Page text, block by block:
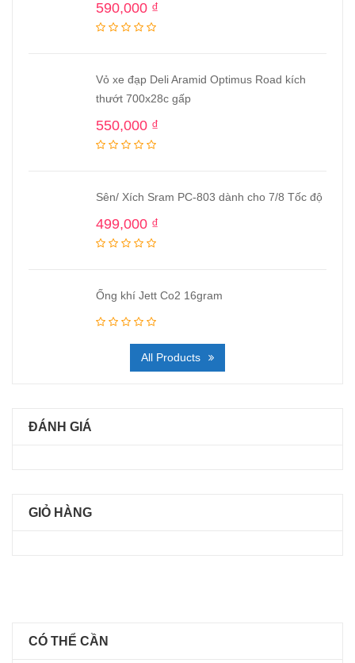
590,000 ₫
Vỏ xe đạp Deli Aramid Optimus Road kích
thướt 700x28c gấp
550,000 ₫
Sên/ Xích Sram PC-803 dành cho 7/8 Tốc độ
499,000 ₫
Ống khí Jett Co2 16gram
All Products
ĐÁNH GIÁ
GIỎ HÀNG
CÓ THỂ CẦN